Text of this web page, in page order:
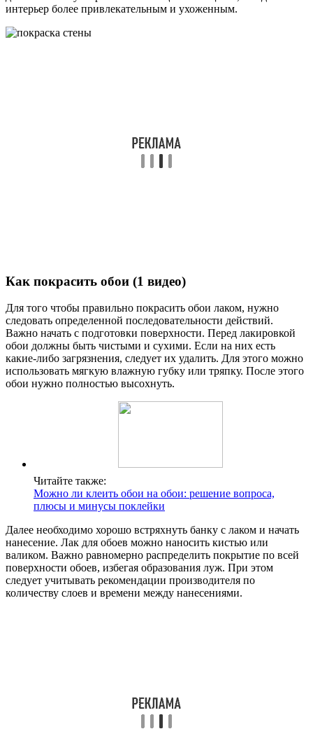
интерьер более привлекательным и ухоженным.
Как покрасить обои (1 видео)
Для того чтобы правильно покрасить обои лаком, нужно
следовать определенной последовательности действий.
Важно начать с подготовки поверхности. Перед лакировкой
обои должны быть чистыми и сухими. Если на них есть
какие-либо загрязнения, следует их удалить. Для этого можно
использовать мягкую влажную губку или тряпку. После этого
обои нужно полностью высохнуть.
Читайте также:
Можно ли клеить обои на обои: решение вопроса,
плюсы и минусы поклейки
Далее необходимо хорошо встряхнуть банку с лаком и начать
нанесение. Лак для обоев можно наносить кистью или
валиком. Важно равномерно распределить покрытие по всей
поверхности обоев, избегая образования луж. При этом
следует учитывать рекомендации производителя по
количеству слоев и времени между нанесениями.